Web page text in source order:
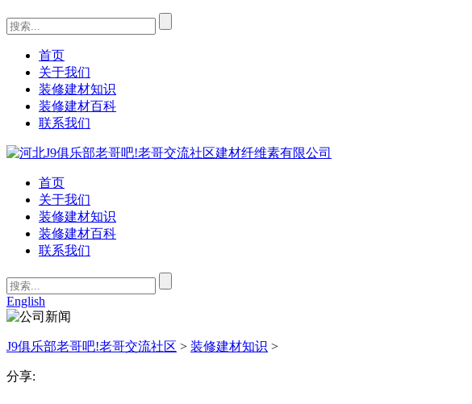
首页
关于我们
装修建材知识
装修建材百科
联系我们
首页
关于我们
装修建材知识
装修建材百科
联系我们
English
J9俱乐部老哥吧!老哥交流社区 > 装修建材知识 >
分享: